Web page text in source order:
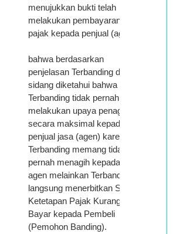
menujukkan bukti telah
melakukan pembayaran
pajak kepada penjual (agen).
bahwa berdasarkan
penjelasan Terbanding dalam
sidang diketahui bahwa
Terbanding tidak pernah
melakukan upaya penagihan
secara maksimal kepada
penjual jasa (agen) karena
Terbanding memang tidak
pernah menagih kepada
agen melainkan Terbanding
langsung menerbitkan Surat
Ketetapan Pajak Kurang
Bayar kepada Pembeli
(Pemohon Banding).